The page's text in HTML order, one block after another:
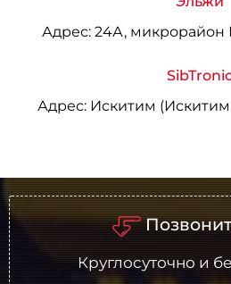
Адрес:24А, микрорайон
Адрес:Искитим (Искитим
Круглосуточно и